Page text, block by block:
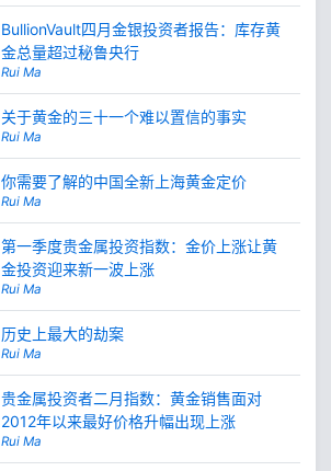
BullionVault四月金银投资者报告：库存黄
金总量超过秘鲁央行
Rui Ma
关于黄金的三十一个难以置信的事实
Rui Ma
你需要了解的中国全新上海黄金定价
Rui Ma
第一季度贵金属投资指数：金价上涨让黄
金投资迎来新一波上涨
Rui Ma
历史上最大的劫案
Rui Ma
贵金属投资者二月指数：黄金销售面对
2012年以来最好价格升幅出现上涨
Rui Ma